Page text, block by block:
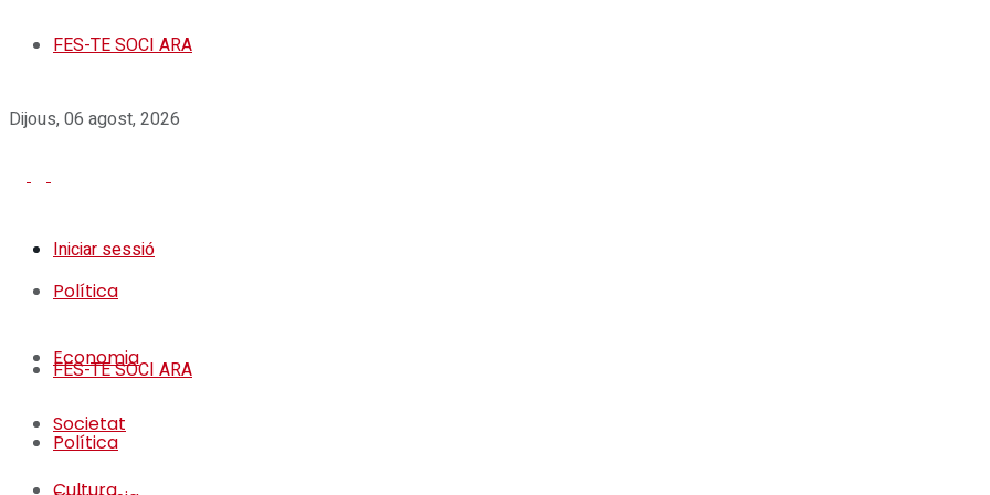
FES-TE SOCI ARA
Dijous, 06 agost, 2026
Iniciar sessió
Política
Economia
Societat
FES-TE SOCI ARA
Política